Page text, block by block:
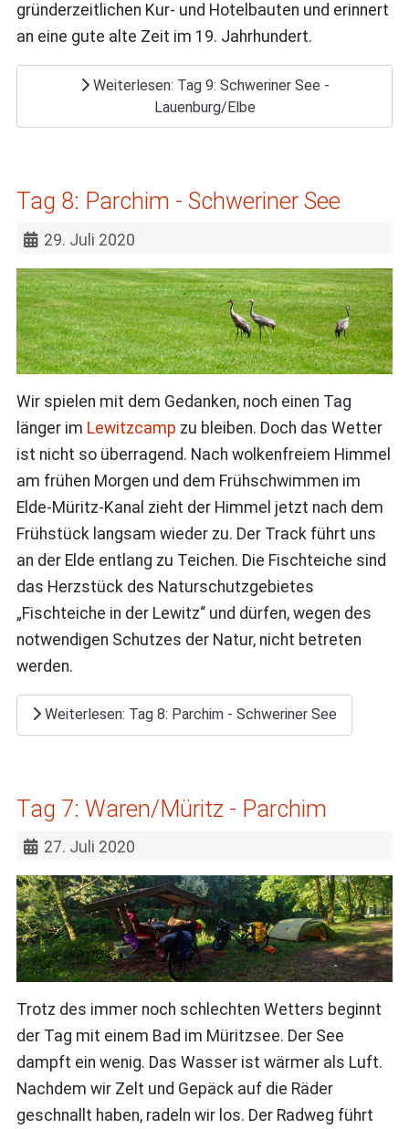
gründerzeitlichen Kur- und Hotelbauten und erinnert
an eine gute alte Zeit im 19. Jahrhundert.
Weiterlesen: Tag 9: Schweriner See -
Lauenburg/Elbe
Tag 8: Parchim - Schweriner See
29. Juli 2020
Wir spielen mit dem Gedanken, noch einen Tag
länger im Lewitzcamp zu bleiben. Doch das Wetter
ist nicht so überragend. Nach wolkenfreiem Himmel
am frühen Morgen und dem Frühschwimmen im
Elde-Müritz-Kanal zieht der Himmel jetzt nach dem
Frühstück langsam wieder zu. Der Track führt uns
an der Elde entlang zu Teichen. Die Fischteiche sind
das Herzstück des Naturschutzgebietes
„Fischteiche in der Lewitz“ und dürfen, wegen des
notwendigen Schutzes der Natur, nicht betreten
werden.
Weiterlesen: Tag 8: Parchim - Schweriner See
Tag 7: Waren/Müritz - Parchim
27. Juli 2020
Trotz des immer noch schlechten Wetters beginnt
der Tag mit einem Bad im Müritzsee. Der See
dampft ein wenig. Das Wasser ist wärmer als Luft.
Nachdem wir Zelt und Gepäck auf die Räder
geschnallt haben, radeln wir los. Der Radweg führt